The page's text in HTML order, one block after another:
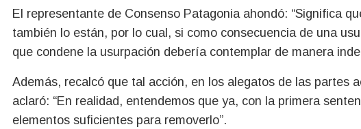
El representante de Consenso Patagonia ahondó: “Significa
también lo están, por lo cual, si como consecuencia de una
que condene la usurpación debería contemplar de manera
Además, recalcó que tal acción, en los alegatos de las partes
aclaró: “En realidad, entendemos que ya, con la primera
elementos suficientes para removerlo”.